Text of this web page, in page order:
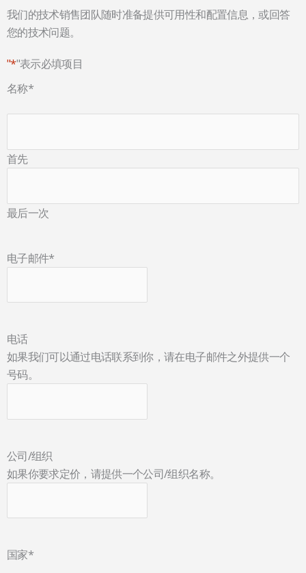
我们的技术销售团队随时准备提供可用性和配置信息，或回答
您的技术问题。
"*"表示必填项目
名称*
首先
最后一次
电子邮件*
电话
如果我们可以通过电话联系到你，请在电子邮件之外提供一个
号码。
公司/组织
如果你要求定价，请提供一个公司/组织名称。
国家*